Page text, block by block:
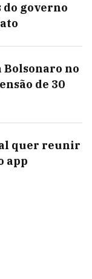
do governo
Bolsonaro no
de 30
quer reunir
app